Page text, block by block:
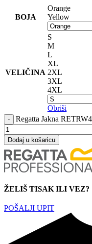
BOJA
Orange
Yellow
VELIČINA
S
M
L
XL
2XL
3XL
4XL
Obriši
Regatta Jakna
Dodaj u košaricu
ŽELIŠ TISAK ILI VEZ?
POŠALJI UPIT